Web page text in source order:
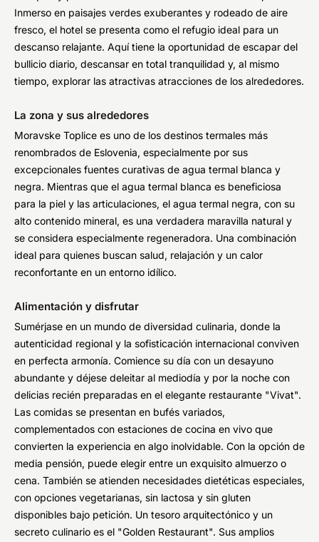
Inmerso en paisajes verdes exuberantes y rodeado de aire
fresco, el hotel se presenta como el refugio ideal para un
descanso relajante. Aquí tiene la oportunidad de escapar del
bullicio diario, descansar en total tranquilidad y, al mismo
tiempo, explorar las atractivas atracciones de los alrededores.
La zona y sus alrededores
Moravske Toplice es uno de los destinos termales más
renombrados de Eslovenia, especialmente por sus
excepcionales fuentes curativas de agua termal blanca y
negra. Mientras que el agua termal blanca es beneficiosa
para la piel y las articulaciones, el agua termal negra, con su
alto contenido mineral, es una verdadera maravilla natural y
se considera especialmente regeneradora. Una combinación
ideal para quienes buscan salud, relajación y un calor
reconfortante en un entorno idílico.
Alimentación y disfrutar
Sumérjase en un mundo de diversidad culinaria, donde la
autenticidad regional y la sofisticación internacional conviven
en perfecta armonía. Comience su día con un desayuno
abundante y déjese deleitar al mediodía y por la noche con
delicias recién preparadas en el elegante restaurante "Vivat".
Las comidas se presentan en bufés variados,
complementados con estaciones de cocina en vivo que
convierten la experiencia en algo inolvidable. Con la opción de
media pensión, puede elegir entre un exquisito almuerzo o
cena. También se atienden necesidades dietéticas especiales,
con opciones vegetarianas, sin lactosa y sin gluten
disponibles bajo petición. Un tesoro arquitectónico y un
secreto culinario es el "Golden Restaurant". Sus amplios